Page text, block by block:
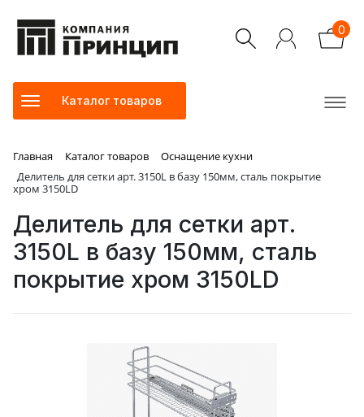
0
Каталог товаров
Главная Каталог товаров
Оснащение кухни
Делитель для сетки арт. 3150L в базу 150мм, сталь покрытие
хром 3150LD
Делитель для сетки арт.
3150L в базу 150мм, сталь
покрытие хром 3150LD